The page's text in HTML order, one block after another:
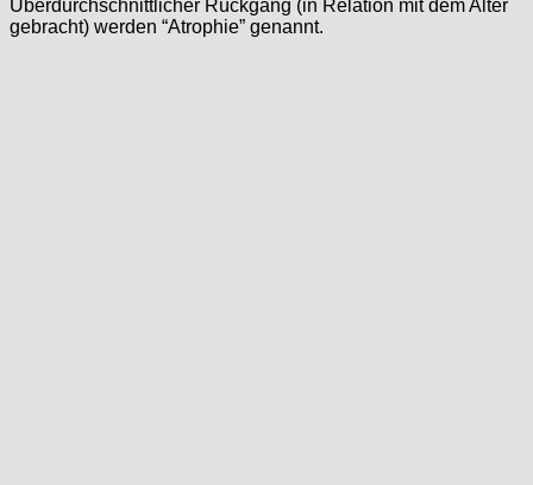
Überdurchschnittlicher Rückgang (in Relation mit dem Alter
gebracht) werden “Atrophie” genannt.